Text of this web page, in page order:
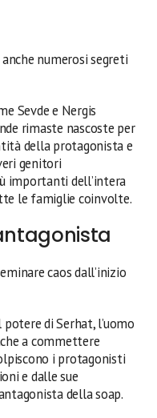
numerosi segreti
Sevde e Nergis
rimaste nascoste per
della protagonista e
genitori
importanti dell’intera
le famiglie coinvolte.
caos dall’inizio
di Serhat, l’uomo
a commettere
i protagonisti
e dalle sue
della soap.